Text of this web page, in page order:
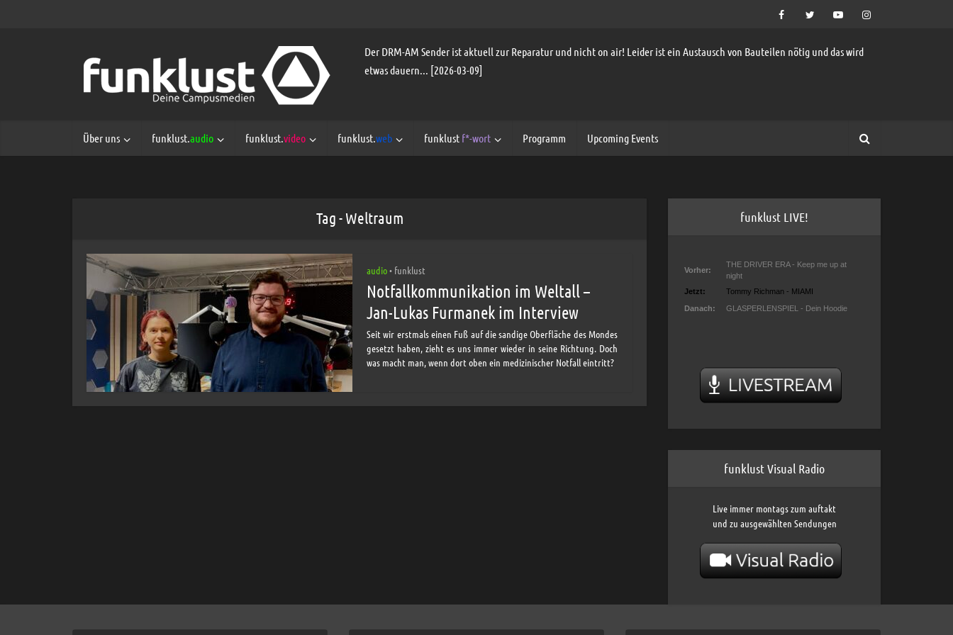
Der DRM-AM Sender ist aktuell zur Reparatur und nicht on air! Leider ist ein Austausch von Bauteilen nötig und das wird
etwas dauern... [2026-03-09]
Über uns funklust.audio funklust.video funklust.web funklust f*-wort Programm Upcoming Events
Tag - Weltraum
audio• funklust
Notfallkommunikation im Weltall –
Jan-Lukas Furmanek im Interview
Seit wir erstmals einen Fuß auf die sandige Oberfläche des Mondes
gesetzt haben, zieht es uns immer wieder in seine Richtung. Doch
was macht man, wenn dort oben ein medizinischer Notfall eintritt?
funklust LIVE!
funklust Visual Radio
Live immer montags zum auftakt
und zu ausgewählten Sendungen